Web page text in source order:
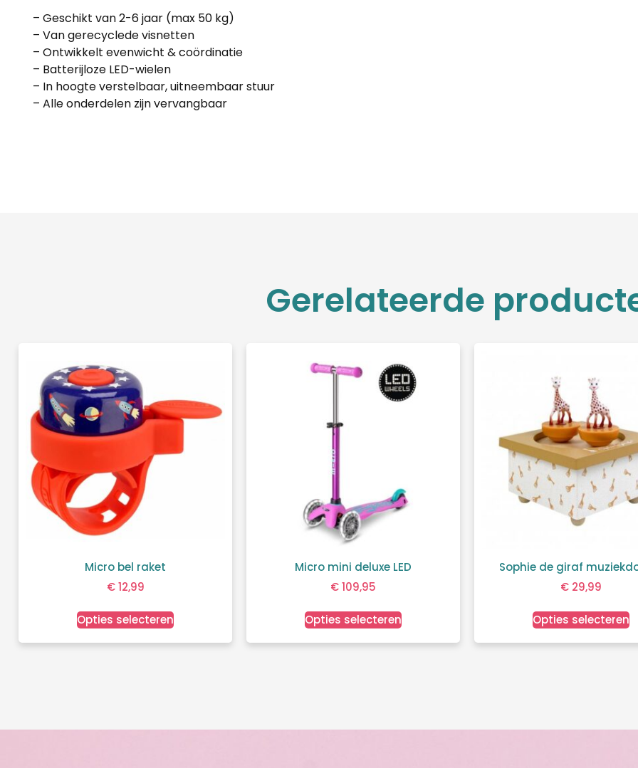
– Geschikt van 2-6 jaar (max 50 kg)
– Van gerecyclede visnetten
– Ontwikkelt evenwicht & coördinatie
– Batterijloze LED-wielen
– In hoogte verstelbaar, uitneembaar stuur
– Alle onderdelen zijn vervangbaar
Gerelateerde
Micro bel raket
€12,99
Opties selecteren
Micro mini deluxe LED
€109,95
Opties selecteren
Sophie de giraf
€ 29,99
Opties selecteren